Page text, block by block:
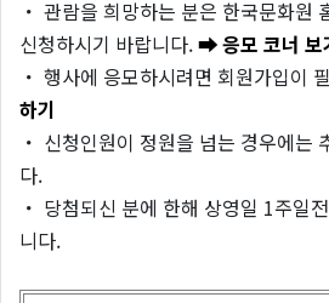
・ 관람을 희망하는 분은 한국문화원
신청하시기 바랍니다.➡ 응모 코너 보
・ 행사에 응모하시려면 회원가입이
하기
・ 신청인원이 정원을 넘는 경우에는
다.
・ 당첨되신 분에 한해 상영일 1주일
니다.